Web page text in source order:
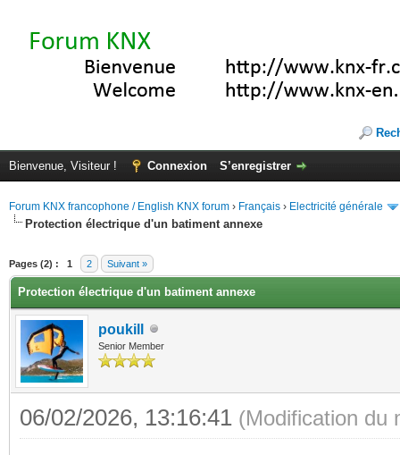
Bienvenue, Visiteur ! Connexion S’enregistrer
Forum KNX francophone / English KNX forum › Français › Electricité générale
Protection électrique d'un batiment annexe
Pages (2) : 1 2 Suivant »
Protection électrique d'un batiment annexe
poukill
Senior Member
06/02/2026, 13:16:41 (Modification du